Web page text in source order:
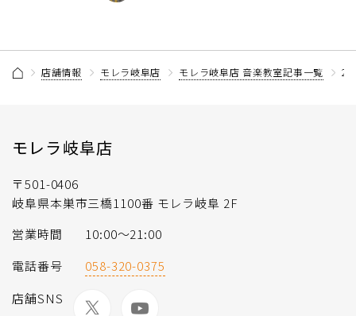
店舗情報 モレラ岐阜店 モレラ岐阜店 音楽教室記事一覧 24
モレラ岐阜店
〒501-0406
岐阜県本巣市三橋1100番 モレラ岐阜 2F
営業時間
10:00〜21:00
電話番号
058-320-0375
店舗SNS